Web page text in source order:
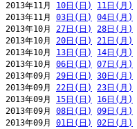
2013年11月 10日(日) 11日(月)
2013年11月 03日(日) 04日(月)
2013年10月 27日(日) 28日(月)
2013年10月 20日(日) 21日(月)
2013年10月 13日(日) 14日(月)
2013年10月 06日(日) 07日(月)
2013年09月 29日(日) 30日(月)
2013年09月 22日(日) 23日(月)
2013年09月 15日(日) 16日(月)
2013年09月 08日(日) 09日(月)
2013年09月 01日(日) 02日(月)